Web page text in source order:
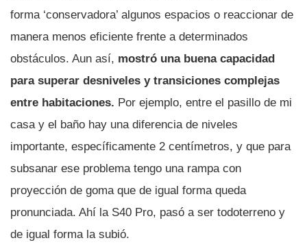
forma ‘conservadora’ algunos espacios o reaccionar de
manera menos eficiente frente a determinados
obstáculos. Aun así, mostró una buena capacidad
para superar desniveles y transiciones complejas
entre habitaciones. Por ejemplo, entre el pasillo de mi
casa y el baño hay una diferencia de niveles
importante, específicamente 2 centímetros, y que para
subsanar ese problema tengo una rampa con
proyección de goma que de igual forma queda
pronunciada. Ahí la S40 Pro, pasó a ser todoterreno y
de igual forma la subió.